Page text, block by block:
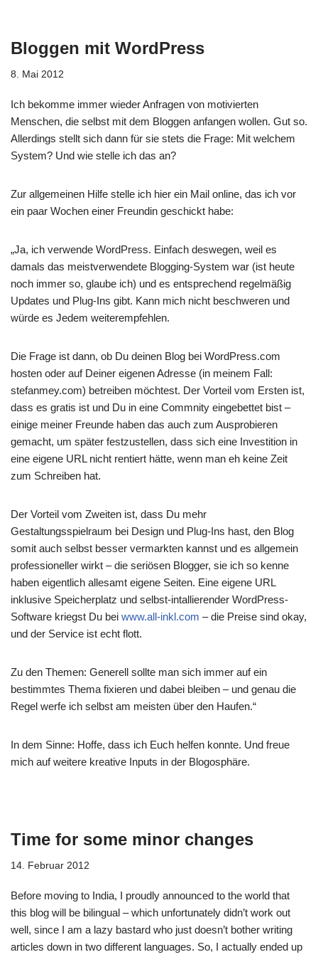
Bloggen mit WordPress
8. Mai 2012
Ich bekomme immer wieder Anfragen von motivierten
Menschen, die selbst mit dem Bloggen anfangen wollen. Gut so.
Allerdings stellt sich dann für sie stets die Frage: Mit welchem
System? Und wie stelle ich das an?
Zur allgemeinen Hilfe stelle ich hier ein Mail online, das ich vor
ein paar Wochen einer Freundin geschickt habe:
„Ja, ich verwende WordPress. Einfach deswegen, weil es
damals das meistverwendete Blogging-System war (ist heute
noch immer so, glaube ich) und es entsprechend regelmäßig
Updates und Plug-Ins gibt. Kann mich nicht beschweren und
würde es Jedem weiterempfehlen.
Die Frage ist dann, ob Du deinen Blog bei WordPress.com
hosten oder auf Deiner eigenen Adresse (in meinem Fall:
stefanmey.com) betreiben möchtest. Der Vorteil vom Ersten ist,
dass es gratis ist und Du in eine Commnity eingebettet bist –
einige meiner Freunde haben das auch zum Ausprobieren
gemacht, um später festzustellen, dass sich eine Investition in
eine eigene URL nicht rentiert hätte, wenn man eh keine Zeit
zum Schreiben hat.
Der Vorteil vom Zweiten ist, dass Du mehr
Gestaltungsspielraum bei Design und Plug-Ins hast, den Blog
somit auch selbst besser vermarkten kannst und es allgemein
professioneller wirkt – die seriösen Blogger, sie ich so kenne
haben eigentlich allesamt eigene Seiten. Eine eigene URL
inklusive Speicherplatz und selbst-intallierender WordPress-
Software kriegst Du bei www.all-inkl.com – die Preise sind okay,
und der Service ist echt flott.
Zu den Themen: Generell sollte man sich immer auf ein
bestimmtes Thema fixieren und dabei bleiben – und genau die
Regel werfe ich selbst am meisten über den Haufen.“
In dem Sinne: Hoffe, dass ich Euch helfen konnte. Und freue
mich auf weitere kreative Inputs in der Blogosphäre.
Time for some minor changes
14. Februar 2012
Before moving to India, I proudly announced to the world that
this blog will be bilingual – which unfortunately didn’t work out
well, since I am a lazy bastard who just doesn’t bother writing
articles down in two different languages. So, I actually ended up